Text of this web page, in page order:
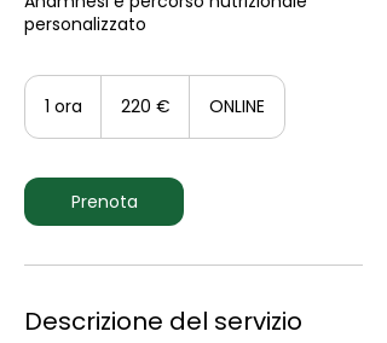
personalizzato
1 ora 220 € ONLINE
Prenota
Descrizione del servizio